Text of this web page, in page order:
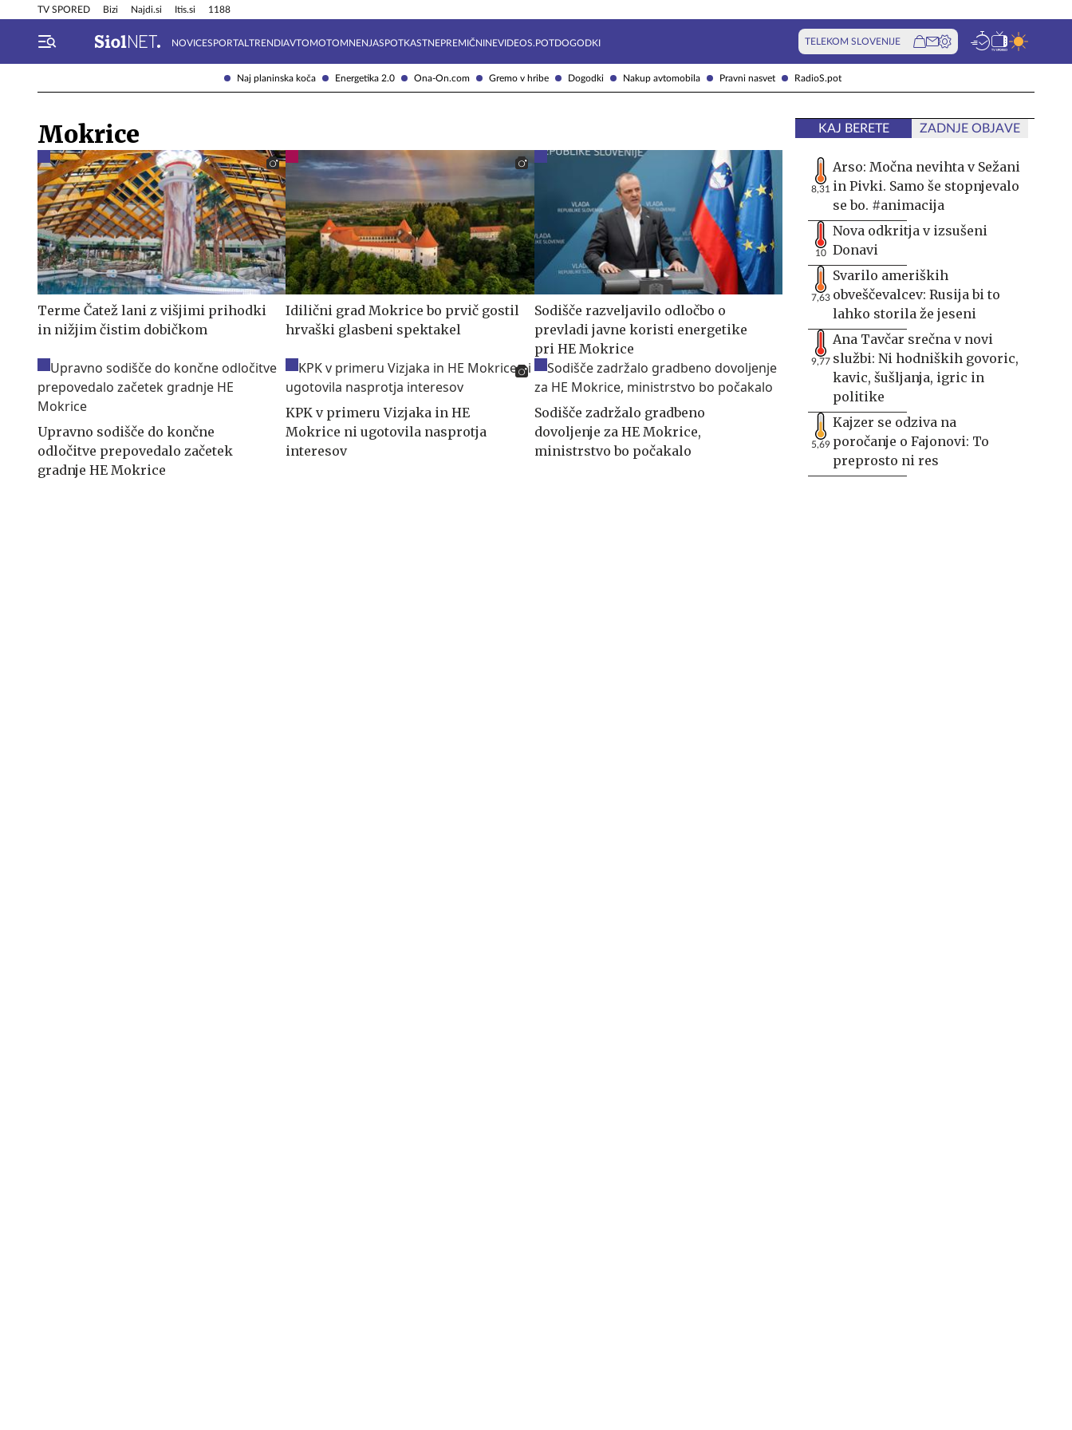
Naj planinska koča Energetika 2.0 Ona-On.com Gremo v hribe Dogodki Nakup avtomobila Pravni nasvet RadioS.pot
TV SPORED Bizi Najdi.si Itis.si 1188
NOVICESPORTAL TRENDIAVTOMOTOMNENJASPOTKASTNEPREMIČNINEVIDEOS.POTDOGODKI TELEKOM SLOVENIJE
Info in obvestila Tehnik
Mokrice
Terme Čatež lani z višjimi prihodki
in nižjim čistim dobičkom
Idilični grad Mokrice bo prvič gostil
hrvaški glasbeni spektakel
Sodišče razveljavilo odločbo o
prevladi javne koristi energetike
pri HE Mokrice
Upravno sodišče do končne
odločitve prepovedalo začetek
gradnje HE Mokrice
KPK v primeru Vizjaka in HE
Mokrice ni ugotovila nasprotja
interesov
Sodišče zadržalo gradbeno
dovoljenje za HE Mokrice,
ministrstvo bo počakalo
KAJ BERETE ZADNJE OBJAVE
8,31
Arso: Močna nevihta v Sežani
in Pivki. Samo še stopnjevalo
se bo. #animacija
10
Nova odkritja v izsušeni
Donavi
7,63
Svarilo ameriških
obveščevalcev: Rusija bi to
lahko storila že jeseni
9,77
Ana Tavčar srečna v novi
službi: Ni hodniških govoric,
kavic, šušljanja, igric in
politike
5,69
Kajzer se odziva na
poročanje o Fajonovi: To
preprosto ni res